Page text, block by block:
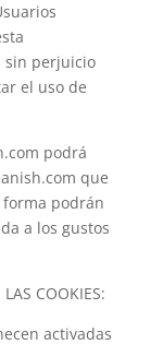
sin perjuicio
el uso de
podrá
que
forma podrán
a los gustos
COOKIES:
activadas